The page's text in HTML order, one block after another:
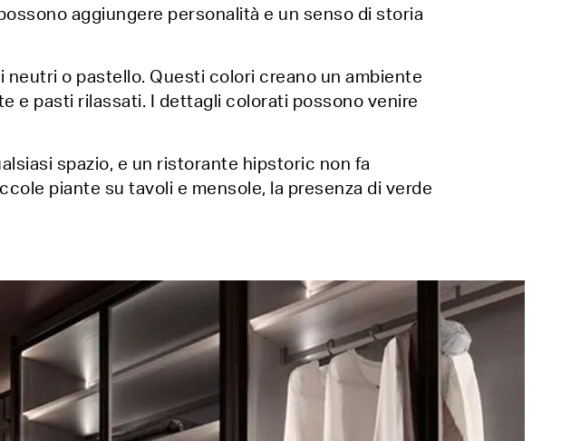
aggiungere personalità e un senso di storia
o pastello. Questi colori creano un ambiente
e pasti rilassati. I dettagli colorati possono venire
spazio, e un ristorante hipstoric non fa
piante su tavoli e mensole, la presenza di verde